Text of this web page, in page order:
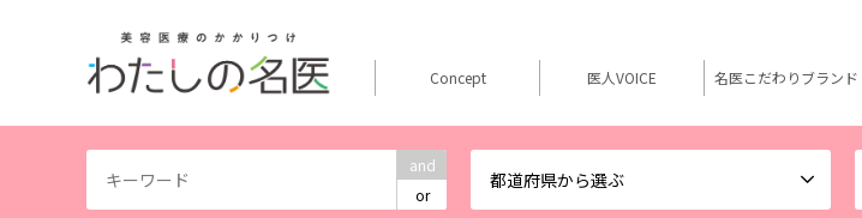
and
or
都道府県から選ぶ
Concept 医人VOICE 名医こだわりブランド